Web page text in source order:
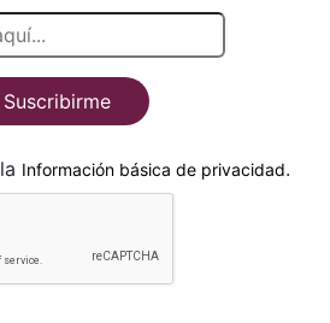
Suscribirme
He leido y acepto la Información básica de privacidad.